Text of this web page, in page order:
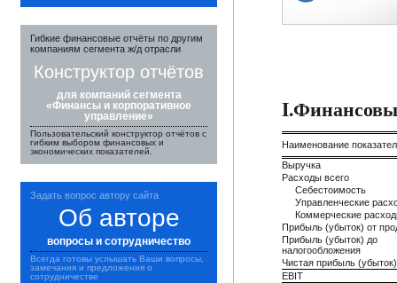
Гибкие финансовые отчёты по другим
компаниям сегмента ж/д отрасли
Конструктор отчётов
для компаний сегмента
«Финансы и корпоративное
управление»
Пользовательский конструктор отчётов с
гибким выбором финансовых и
экономических показателей.
Задать вопрос автору сайта
Об авторе
вопросы и сотрудничество
Всегда готовы услышать Ваши вопросы,
замечания и предложения о
сотрудничестве
Наименование
Выручка
Расходы всего
Себестоимость
Управленческие
Коммерческие
Прибыль (убыток) от
Прибыль (убыток) до
налогообложения
Чистая прибыль (убыток)
EBIT